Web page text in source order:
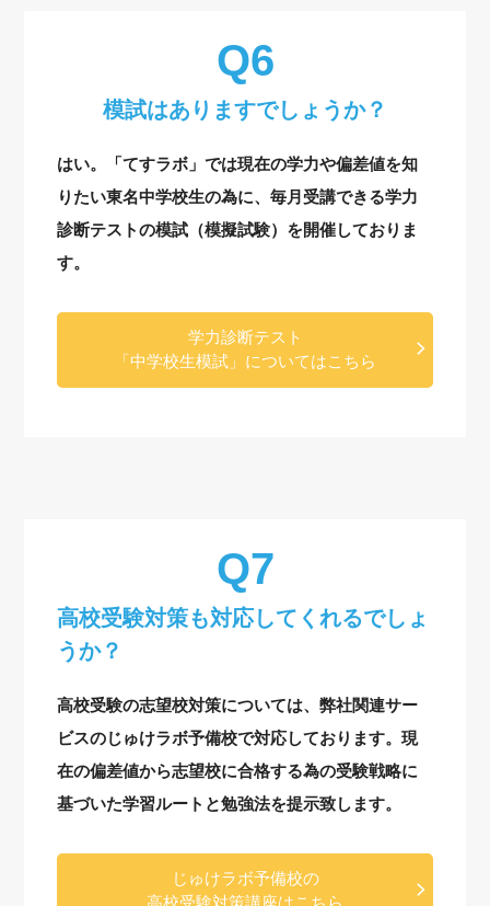
模試はありますでしょうか？
はい。「てすラボ」では現在の学力や偏差値を知
りたい東名中学校生の為に、毎月受講できる学力
診断テストの模試（模擬試験）を開催しておりま
す。
学力診断テスト
「中学校生模試」についてはこちら
高校受験対策も対応してくれるでしょ
うか？
高校受験の志望校対策については、弊社関連サー
ビスのじゅけラボ予備校で対応しております。現
在の偏差値から志望校に合格する為の受験戦略に
基づいた学習ルートと勉強法を提示致します。
じゅけラボ予備校の